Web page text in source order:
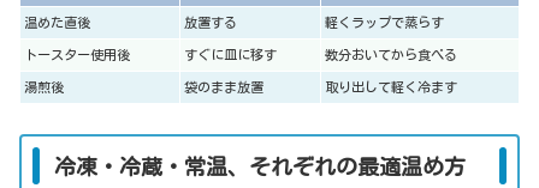
温めた直後 放置する 軽くラップで蒸らす
トースター使用後 すぐに皿に移す 数分おいてから食べる
湯煎後 袋のまま放置 取り出して軽く冷ます
冷凍・冷蔵・常温、それぞれの最適温め方